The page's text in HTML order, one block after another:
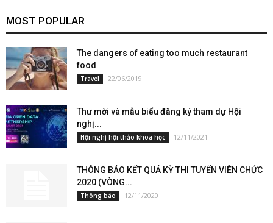
MOST POPULAR
The dangers of eating too much restaurant
food
Travel 22/06/2019
Thư mời và mẫu biểu đăng ký tham dự Hội
nghị...
Hội nghị hội thảo khoa học 12/11/2021
THÔNG BÁO KẾT QUẢ KỲ THI TUYỂN VIÊN CHỨC
2020 (VÒNG...
Thông báo 12/11/2020